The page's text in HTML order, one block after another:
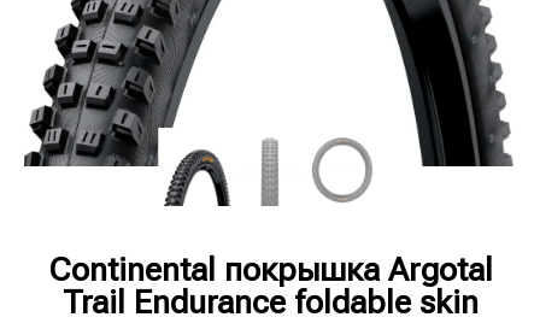
Continental покрышка Argotal
Trail Endurance foldable skin